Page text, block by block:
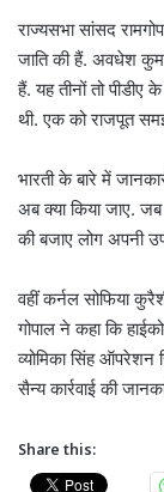
राज्यसभा सांसद
जाति की हैं. अवधेश
हैं. यह तीनों तो
थी. एक को राजपूत
भारती के बारे में
अब क्या किया जाए. जब
की बजाए लोग अपनी
वहीं कर्नल सोफिया
गोपाल ने कहा कि
व्‍योमिका सिंह ऑपरेशन
सैन्‍य कार्रवाई की
Share this: